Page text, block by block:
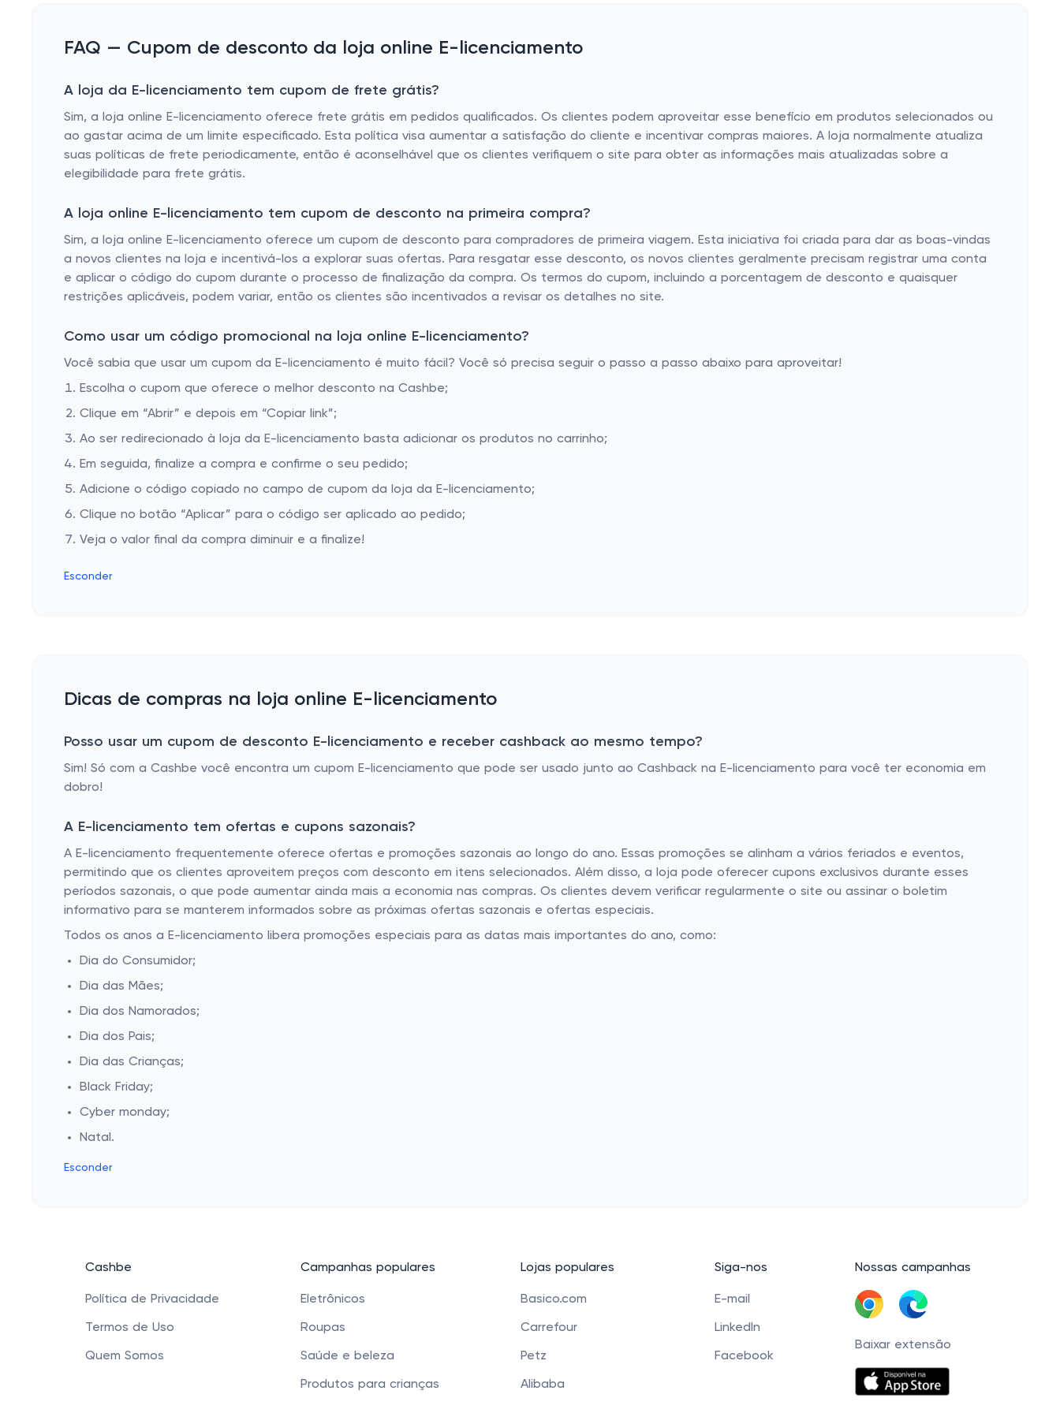
FAQ — Cupom de desconto da loja online E-licenciamento
A loja da E-licenciamento tem cupom de frete grátis?
Sim, a loja online E-licenciamento oferece frete grátis em pedidos qualificados. Os clientes podem aproveitar esse benefício em produtos selecionados ou
ao gastar acima de um limite especificado. Esta política visa aumentar a satisfação do cliente e incentivar compras maiores. A loja normalmente atualiza
suas políticas de frete periodicamente, então é aconselhável que os clientes verifiquem o site para obter as informações mais atualizadas sobre a
elegibilidade para frete grátis.
A loja online E-licenciamento tem cupom de desconto na primeira compra?
Sim, a loja online E-licenciamento oferece um cupom de desconto para compradores de primeira viagem. Esta iniciativa foi criada para dar as boas-vindas
a novos clientes na loja e incentivá-los a explorar suas ofertas. Para resgatar esse desconto, os novos clientes geralmente precisam registrar uma conta
e aplicar o código do cupom durante o processo de finalização da compra. Os termos do cupom, incluindo a porcentagem de desconto e quaisquer
restrições aplicáveis, podem variar, então os clientes são incentivados a revisar os detalhes no site.
Como usar um código promocional na loja online E-licenciamento?
Você sabia que usar um cupom da E-licenciamento é muito fácil? Você só precisa seguir o passo a passo abaixo para aproveitar!
Escolha o cupom que oferece o melhor desconto na Cashbe;
Clique em “Abrir” e depois em “Copiar link”;
Ao ser redirecionado à loja da E-licenciamento basta adicionar os produtos no carrinho;
Em seguida, finalize a compra e confirme o seu pedido;
Adicione o código copiado no campo de cupom da loja da E-licenciamento;
Clique no botão “Aplicar” para o código ser aplicado ao pedido;
Veja o valor final da compra diminuir e a finalize!
Esconder
Dicas de compras na loja online E-licenciamento
Posso usar um cupom de desconto E-licenciamento e receber cashback ao mesmo tempo?
Sim! Só com a Cashbe você encontra um cupom E-licenciamento que pode ser usado junto ao Cashback na E-licenciamento para você ter economia em
dobro!
A E-licenciamento tem ofertas e cupons sazonais?
A E-licenciamento frequentemente oferece ofertas e promoções sazonais ao longo do ano. Essas promoções se alinham a vários feriados e eventos,
permitindo que os clientes aproveitem preços com desconto em itens selecionados. Além disso, a loja pode oferecer cupons exclusivos durante esses
períodos sazonais, o que pode aumentar ainda mais a economia nas compras. Os clientes devem verificar regularmente o site ou assinar o boletim
informativo para se manterem informados sobre as próximas ofertas sazonais e ofertas especiais.
Todos os anos a E-licenciamento libera promoções especiais para as datas mais importantes do ano, como:
Dia do Consumidor;
Dia das Mães;
Dia dos Namorados;
Dia dos Pais;
Dia das Crianças;
Black Friday;
Cyber monday;
Natal.
Esconder
Cashbe
Política de Privacidade
Termos de Uso
Quem Somos
Campanhas populares
Eletrônicos
Roupas
Saúde e beleza
Produtos para crianças
Lojas populares
Basico.com
Carrefour
Petz
Alibaba
Siga-nos
E-mail
LinkedIn
Facebook
Nossas campanhas
Baixar extensão